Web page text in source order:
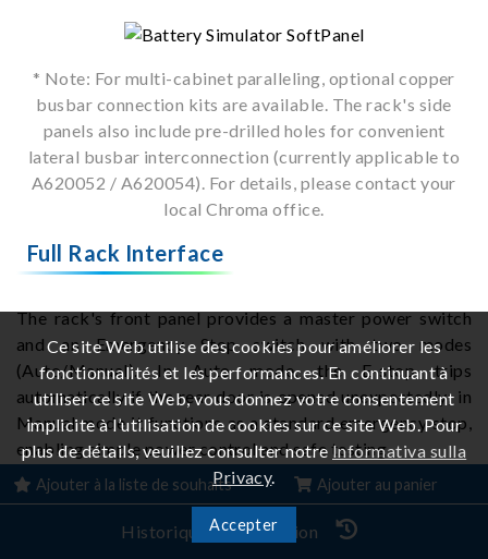
* Note: For multi-cabinet paralleling, optional copper
busbar connection kits are available. The rack's side
panels also include pre-drilled holes for convenient
lateral busbar interconnection (currently applicable to
A620052 / A620054). For details, please contact your
local Chroma office.
Full Rack Interface
The rack's front panel provides a master power switch
and an Emergency Stop switch with two modes
(Auto/Manual). In Auto mode, the E-stop trips
automatically if the rear door is opened unexpectedly; in
Manual mode it functions as a standard emergency stop,
enabling simple power control and safe testing.
The rear of the rack provides a full set of interfaces for
Ajouter à la liste de souhaits Ajouter au panier
Ce site Web utilise des cookies pour améliorer les
fonctionnalités et les performances. En continuant à
utiliser ce site Web, vous donnez votre consentement
implicite à l’utilisation de cookies sur ce site Web. Pour
plus de détails, veuillez consulter notreInformativa sulla
Privacy.
Accepter
Historique de navigation